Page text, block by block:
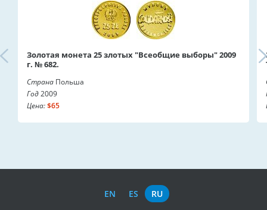
Золотая монета 25 злотых "Всеобщие выборы" 2009
г. № 682.
Страна Польша
Год2009
Цена:$65
EN ES RU